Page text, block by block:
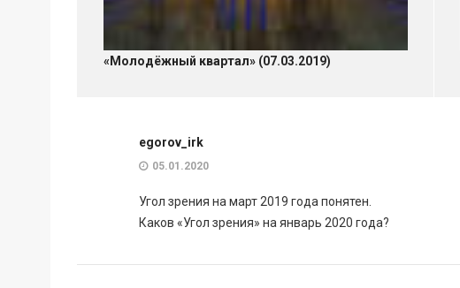
«Молодёжный квартал» (07.03.2019)
egorov_irk
05.01.2020
Угол зрения на март 2019 года понятен.
Каков «Угол зрения» на январь 2020 года?